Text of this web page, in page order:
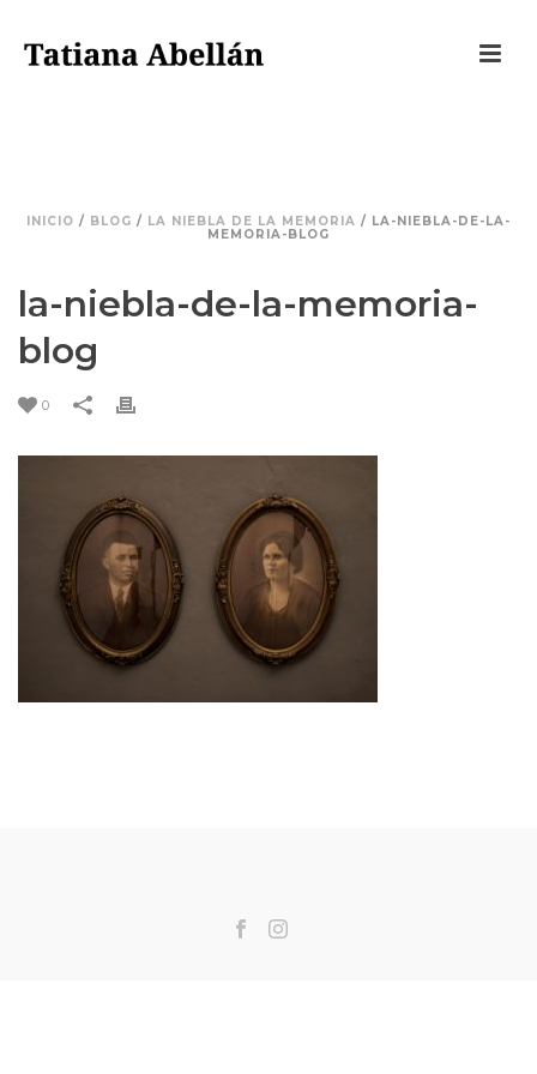
INICIO / BLOG / LA NIEBLA DE LA MEMORIA / LA-NIEBLA-DE-LA-
MEMORIA-BLOG
la-niebla-de-la-memoria-
blog
0